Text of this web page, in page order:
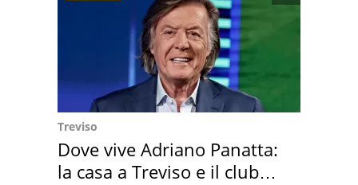
Treviso
Dove vive Adriano Panatta:
la casa a Treviso e il club